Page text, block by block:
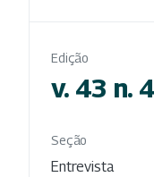
Edição
v. 43 n.
Seção
Entrevista